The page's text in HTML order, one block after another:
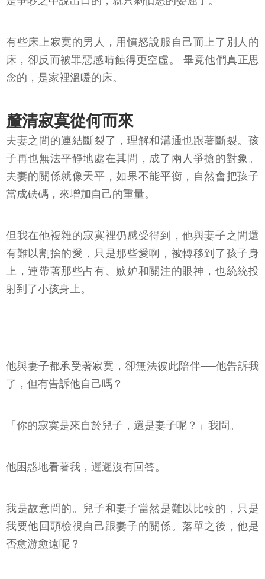
有些床上寂寞的男人，用憤怒說服自己而上了別人的
床，卻反而被罪惡感啃蝕得更空虛。 畢竟他們真正思
念的，是家裡溫暖的床。
釐清寂寞從何而來
夫妻之間的連結斷裂了，理解和溝通也跟著斷裂。孩
子再也無法平靜地處在其間，成了兩人爭搶的對象。
夫妻的關係就像天平，如果不能平衡，自然會把孩子
當成砝碼，來增加自己的重量。
但我在他複雜的寂寞裡仍感受得到，他與妻子之間還
有難以割捨的愛，只是那些愛啊，被轉移到了孩子身
上，連帶著那些占有、嫉妒和關注的眼神，也統統投
射到了小孩身上。
他與妻子都承受著寂寞，卻無法彼此陪伴──他告訴我
了，但有告訴他自己嗎？
「你的寂寞是來自於兒子，還是妻子呢？」我問。
他困惑地看著我，遲遲沒有回答。
我是故意問的。兒子和妻子當然是難以比較的，只是
我要他回頭檢視自己跟妻子的關係。落單之後，他是
否愈游愈遠呢？